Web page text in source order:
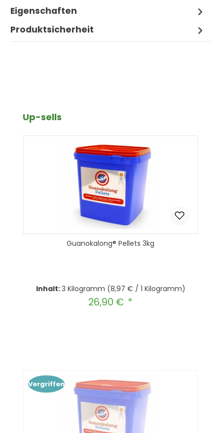
Eigenschaften
Produktsicherheit
Produktgalerie überspringen
Up-sells
Guanokalong® Pellets 3kg
Inhalt:3 Kilogramm (8,97 € / 1 Kilogramm)
Regulärer Preis:
26,90 €
Vergriffen